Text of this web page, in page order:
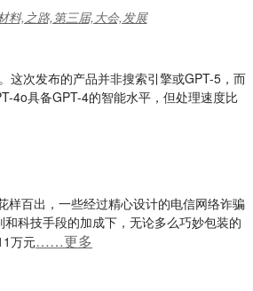
料,之路,第三届,大会,发展
这次发布的产品并非搜索引擎或GPT-5，而
4o具备GPT-4的智能水平，但处理速度比
样百出，一些经过精心设计的电信网络诈骗
科技手段的加成下，无论多么巧妙包装的
万元……更多